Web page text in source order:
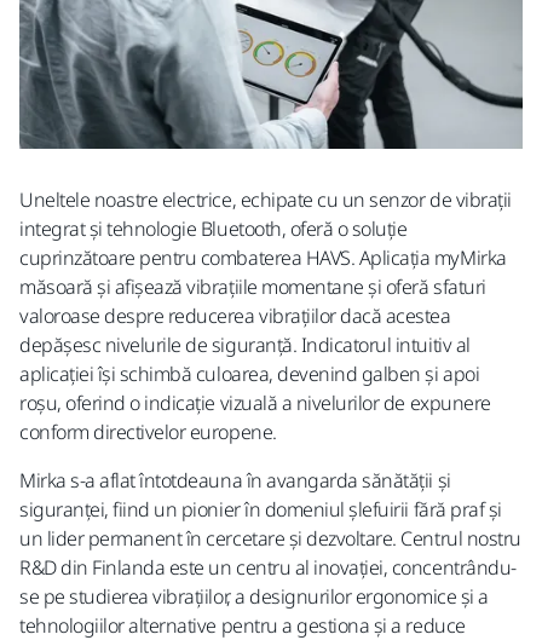
Uneltele noastre electrice, echipate cu un senzor de vibrații
integrat și tehnologie Bluetooth, oferă o soluție
cuprinzătoare pentru combaterea HAVS. Aplicația myMirka
măsoară și afișează vibrațiile momentane și oferă sfaturi
valoroase despre reducerea vibrațiilor dacă acestea
depășesc nivelurile de siguranță. Indicatorul intuitiv al
aplicației își schimbă culoarea, devenind galben și apoi
roșu, oferind o indicație vizuală a nivelurilor de expunere
conform directivelor europene.
Mirka s-a aflat întotdeauna în avangarda sănătății și
siguranței, fiind un pionier în domeniul șlefuirii fără praf și
un lider permanent în cercetare și dezvoltare. Centrul nostru
R&D din Finlanda este un centru al inovației, concentrându-
se pe studierea vibrațiilor, a designurilor ergonomice și a
tehnologiilor alternative pentru a gestiona și a reduce